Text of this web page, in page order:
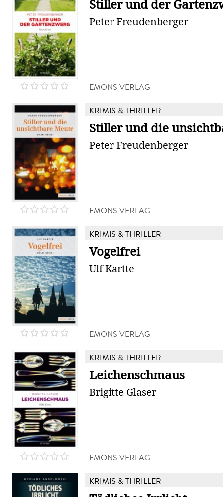
Stiller und der
Peter Freudenberger
EMONS VERLAG
KRIMIS & THRILLER
Stiller und die
Peter Freudenberger
EMONS VERLAG
KRIMIS & THRILLER
Vogelfrei
Ulf Kartte
EMONS VERLAG
KRIMIS & THRILLER
Leichenschmaus
Brigitte Glaser
EMONS VERLAG
KRIMIS & THRILLER